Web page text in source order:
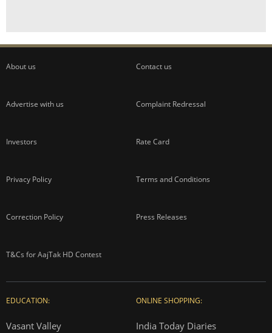
About us Contact us
Advertise with us Complaint Redressal
Investors Rate Card
Privacy Policy Terms and Conditions
Correction Policy Press Releases
T&Cs for AajTak HD Contest
EDUCATION:
Vasant Valley
ONLINE SHOPPING:
India Today Diaries